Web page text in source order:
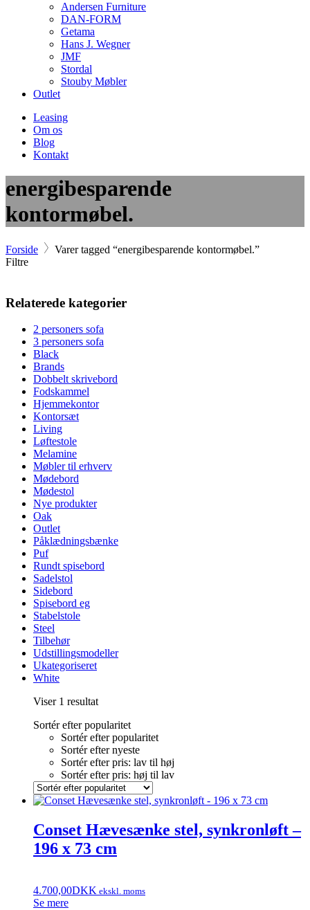
Andersen Furniture
DAN-FORM
Getama
Hans J. Wegner
JMF
Stordal
Stouby Møbler
Outlet
Leasing
Om os
Blog
Kontakt
energibesparende
kontormøbel.
Forside
Varer tagged “energibesparende kontormøbel.”
Filtre
Relaterede kategorier
2 personers sofa
3 personers sofa
Black
Brands
Dobbelt skrivebord
Fodskammel
Hjemmekontor
Kontorsæt
Living
Løftestole
Melamine
Møbler til erhverv
Mødebord
Mødestol
Nye produkter
Oak
Outlet
Påklædningsbænke
Puf
Rundt spisebord
Sadelstol
Sidebord
Spisebord eg
Stabelstole
Steel
Tilbehør
Udstillingsmodeller
Ukategoriseret
White
Viser 1 resultat
Sortér efter popularitet
Sortér efter popularitet
Sortér efter nyeste
Sortér efter pris: lav til høj
Sortér efter pris: høj til lav
Conset Hævesænke stel, synkronløft –
196 x 73 cm
4.700,00DKK ekskl. moms
Se mere